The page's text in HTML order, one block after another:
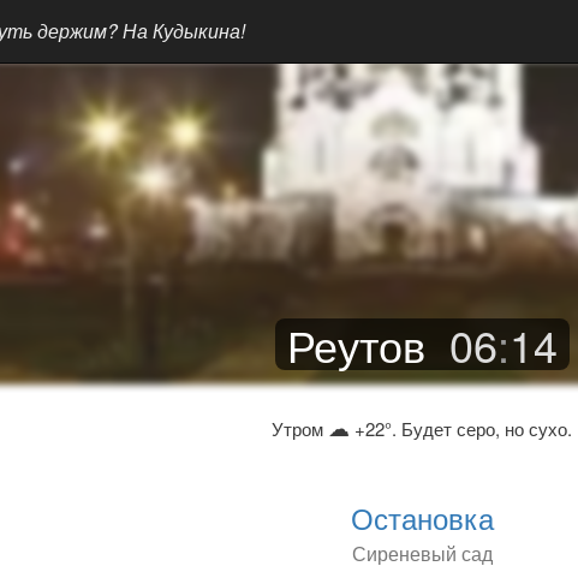
держим? На Кудыкина!
Реутов 06:14
Утром ☁ +22°. Будет серо, но сухо.
Остановка
Сиреневый сад